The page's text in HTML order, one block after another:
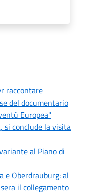
raccontare
del documentario
Europea"
si conclude la visita
al Piano di
e Oberdrauburg: al
il collegamento